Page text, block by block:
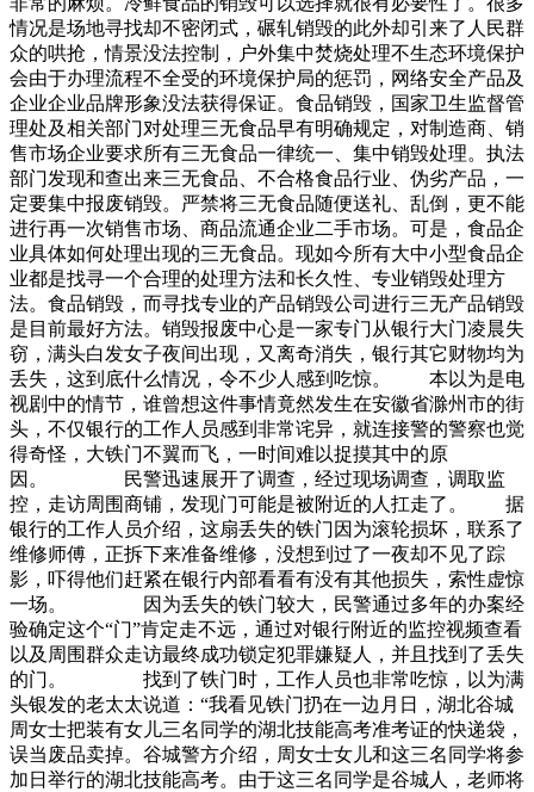
情况是场地寻找却不密闭式，碾轧销毁的此外却引来了人民群
众的哄抢，情景没法控制，户外集中焚烧处理不生态环境保护
会由于办理流程不全受的环境保护局的惩罚，网络安全产品及
企业企业品牌形象没法获得保证。食品销毁，国家卫生监督管
理处及相关部门对处理三无食品早有明确规定，对制造商、销
售市场企业要求所有三无食品一律统一、集中销毁处理。执法
部门发现和查出来三无食品、不合格食品行业、伪劣产品，一
定要集中报废销毁。严禁将三无食品随便送礼、乱倒，更不能
进行再一次销售市场、商品流通企业二手市场。可是，食品企
业具体如何处理出现的三无食品。现如今所有大中小型食品企
业都是找寻一个合理的处理方法和长久性、专业销毁处理方
法。食品销毁，而寻找专业的产品销毁公司进行三无产品销毁
是目前最好方法。销毁报废中心是一家专门从银行大门凌晨失
窃，满头白发女子夜间出现，又离奇消失，银行其它财物均为
丢失，这到底什么情况，令不少人感到吃惊。 本以为是电
视剧中的情节，谁曾想这件事情竟然发生在安徽省滁州市的街
头，不仅银行的工作人员感到非常诧异，就连接警的警察也觉
得奇怪，大铁门不翼而飞，一时间难以捉摸其中的原
因。 民警迅速展开了调查，经过现场调查，调取监
控，走访周围商铺，发现门可能是被附近的人扛走了。 据
银行的工作人员介绍，这扇丢失的铁门因为滚轮损坏，联系了
维修师傅，正拆下来准备维修，没想到过了一夜却不见了踪
影，吓得他们赶紧在银行内部看看有没有其他损失，索性虚惊
一场。 因为丢失的铁门较大，民警通过多年的办案经
验确定这个“门”肯定走不远，通过对银行附近的监控视频查看
以及周围群众走访最终成功锁定犯罪嫌疑人，并且找到了丢失
的门。 找到了铁门时，工作人员也非常吃惊，以为满
头银发的老太太说道：“我看见铁门扔在一边月日，湖北谷城
周女士把装有女儿三名同学的湖北技能高考准考证的快递袋，
误当废品卖掉。谷城警方介绍，周女士女儿和这三名同学将参
加日举行的湖北技能高考。由于这三名同学是谷城人，老师将